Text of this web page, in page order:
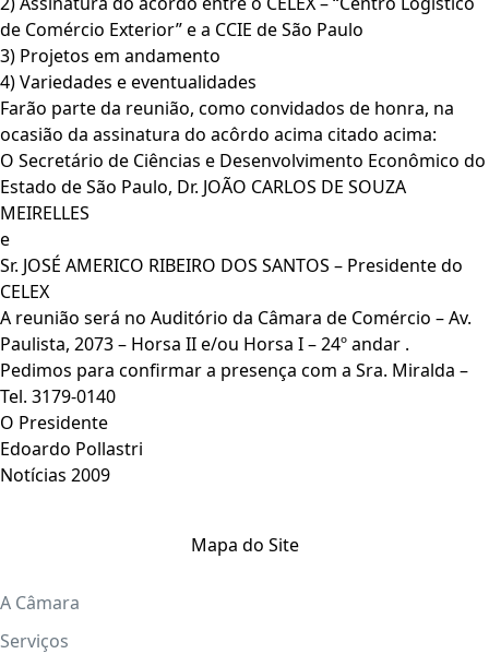
de Comércio Exterior” e a CCIE de São Paulo
3) Projetos em andamento
4) Variedades e eventualidades
Farão parte da reunião, como convidados de honra, na
ocasião da assinatura do acôrdo acima citado acima:
O Secretário de Ciências e Desenvolvimento Econômico do
Estado de São Paulo, Dr. JOÃO CARLOS DE SOUZA
MEIRELLES
e
Sr. JOSÉ AMERICO RIBEIRO DOS SANTOS – Presidente do
CELEX
A reunião será no Auditório da Câmara de Comércio – Av.
Paulista, 2073 – Horsa II e/ou Horsa I – 24º andar .
Pedimos para confirmar a presença com a Sra. Miralda –
Tel. 3179-0140
O Presidente
Edoardo Pollastri
Notícias 2009
Mapa do Site
A Câmara
Serviços